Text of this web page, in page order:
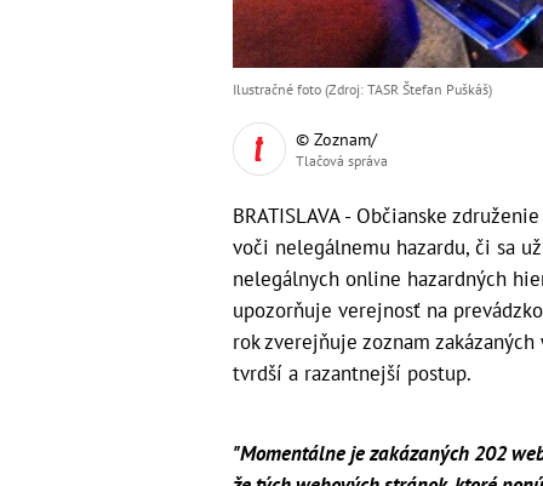
Ilustračné foto (Zdroj: TASR Štefan Puškáš)
© Zoznam/
Tlačová správa
BRATISLAVA - Občianske
voči nelegálnemu hazardu, či sa
nelegálnych online hazardných
upozorňuje verejnosť na
rok zverejňuje zoznam
tvrdší a razantnejší postup.
"Momentálne je zakázaných 202